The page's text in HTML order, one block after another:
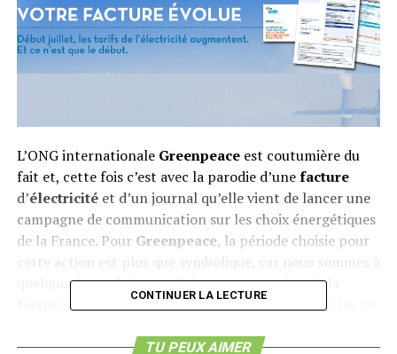
L’ONG internationale Greenpeaceest coutumière du
fait et, cette fois c’est avec la parodie d’unefacture
d’électricitéet d’un journal qu’elle vient de lancer une
campagne de communication sur les choix énergétiques
de la France. Pour Greenpeace, la période choisie pour
quelques jours de la prochaine augmentation de la
d’ électricitéet à quelques semaines de la fin du
CONTINUER LA LECTURE
TU PEUX AIMER